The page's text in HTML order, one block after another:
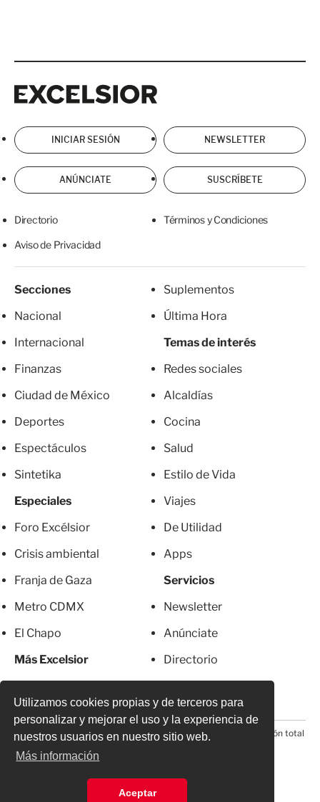
Utilizamos cookies propias y de terceros para
personalizar y mejorar el uso y la experiencia de
nuestros usuarios en nuestro sitio web.
Más información
Aceptar
INICIAR SESIÓN NEWSLETTER
ANÚNCIATE SUSCRÍBETE
Directorio Términos y Condiciones
Aviso de Privacidad
Secciones
Nacional
Internacional
Finanzas
Ciudad de México
Deportes
Espectáculos
Sintetika
Especiales
Foro Excélsior
Crisis ambiental
Franja de Gaza
Metro CDMX
El Chapo
Más Excelsior
Suplementos
Última Hora
Temas de interés
Redes sociales
Alcaldías
Cocina
Salud
Estilo de Vida
Viajes
De Utilidad
Apps
Servicios
Newsletter
Anúnciate
Directorio
© 2026 Todos los derechos reservados. Prohibida la reproducción total
o parcial, incluyendo cualquier medio electrónico*